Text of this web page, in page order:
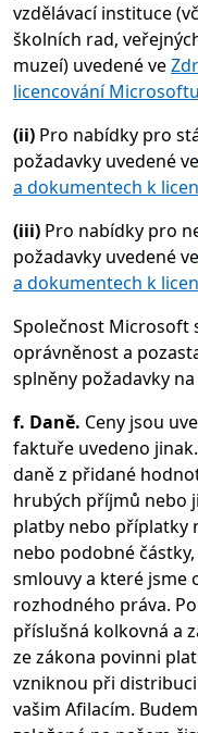
vzdělávací instituce
školních rad,
muzeí) uvedené ve
licencování Microsoftu
(ii) Pro nabídky pro
požadavky uvedené ve
a dokumentech k
(iii) Pro nabídky pro
požadavky uvedené ve
a dokumentech k
Společnost Microsoft
oprávněnost a
splněny požadavky
f. Daně. Ceny jsou
faktuře uvedeno
daně z přidané
hrubých příjmů nebo
platby nebo příplatky
nebo podobné
smlouvy a které jsme
rozhodného práva.
příslušná kolkovná a
ze zákona povinni
vzniknou při
vašim Afilacím.